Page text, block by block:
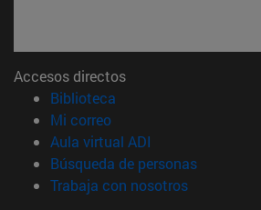
Accesos directos
Biblioteca
Mi correo(abre en nueva ventana)
Aula virtual ADI
Búsqueda de personas(abre en
Trabaja con nosotros(abre en